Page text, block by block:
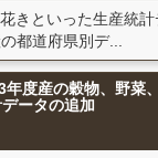
きといった生産統計
都道府県別デ...
年度産の穀物、野菜
ータの追加